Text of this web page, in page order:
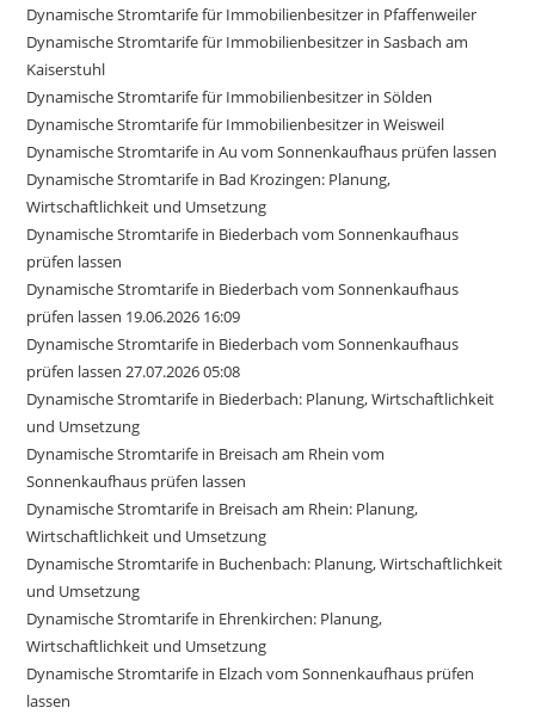
Dynamische Stromtarife für Immobilienbesitzer in Pfaffenweiler
Dynamische Stromtarife für Immobilienbesitzer in Sasbach am
Kaiserstuhl
Dynamische Stromtarife für Immobilienbesitzer in Sölden
Dynamische Stromtarife für Immobilienbesitzer in Weisweil
Dynamische Stromtarife in Au vom Sonnenkaufhaus prüfen lassen
Dynamische Stromtarife in Bad Krozingen: Planung,
Wirtschaftlichkeit und Umsetzung
Dynamische Stromtarife in Biederbach vom Sonnenkaufhaus
prüfen lassen
Dynamische Stromtarife in Biederbach vom Sonnenkaufhaus
prüfen lassen 19.06.2026 16:09
Dynamische Stromtarife in Biederbach vom Sonnenkaufhaus
prüfen lassen 27.07.2026 05:08
Dynamische Stromtarife in Biederbach: Planung, Wirtschaftlichkeit
und Umsetzung
Dynamische Stromtarife in Breisach am Rhein vom
Sonnenkaufhaus prüfen lassen
Dynamische Stromtarife in Breisach am Rhein: Planung,
Wirtschaftlichkeit und Umsetzung
Dynamische Stromtarife in Buchenbach: Planung, Wirtschaftlichkeit
und Umsetzung
Dynamische Stromtarife in Ehrenkirchen: Planung,
Wirtschaftlichkeit und Umsetzung
Dynamische Stromtarife in Elzach vom Sonnenkaufhaus prüfen
lassen